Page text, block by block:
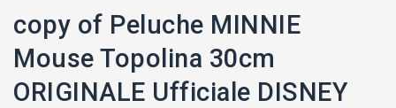
copy of Peluche MINNIE
Mouse Topolina 30cm
ORIGINALE Ufficiale DISNEY